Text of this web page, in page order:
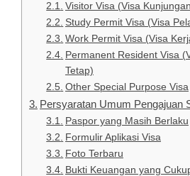
Visitor Visa (Visa
Study Permit Visa (Visa
Work Permit Visa (Visa
Permanent Resident Visa
Tetap)
Other Special Purpose Visa
Persyaratan Umum Pengajuan
Paspor yang Masih Berlaku
Formulir Aplikasi Visa
Foto Terbaru
Bukti Keuangan yang